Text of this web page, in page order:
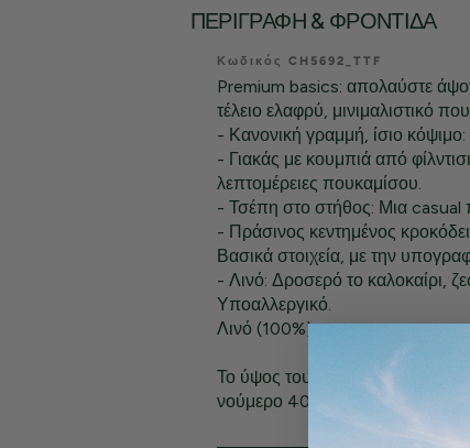
ΠΕΡΙΓΡΑΦΉ & ΦΡΟΝΤΊΔΑ
Κωδικός CH5692_TTF
Premium basics: απολαύστε
τέλειο ελαφρύ, μινιμαλιστικό
- Κανονική γραμμή, ίσιο
- Γιακάς με κουμπιά από
λεπτομέρειες πουκαμίσου.
- Τσέπη στο στήθος: Μια casual
- Πράσινος κεντημένος
Βασικά στοιχεία, με την
- Λινό: Δροσερό το καλοκαίρι,
Υποαλλεργικό.
Λινό (100%)
Το ύψος του μοντέλου είναι 1,80
νούμερο 40.